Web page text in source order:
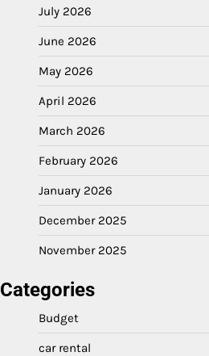
July 2026
June 2026
May 2026
April 2026
March 2026
February 2026
January 2026
December 2025
November 2025
Categories
Budget
car rental